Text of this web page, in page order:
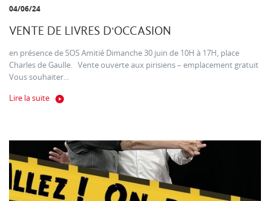
04/06/24
VENTE DE LIVRES D'OCCASION
en présence de SOS Amitié Dimanche 30 juin de 10H à 17H, place
Charles de Gaulle. Vente ouverte aux pirisiens – emplacement gratuit
Vous souhaiter...
Lire la suite